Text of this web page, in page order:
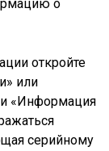
о
откройте
или
«Информация
серийному